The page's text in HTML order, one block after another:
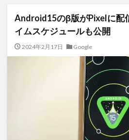
Android15のβ版がPixelに配
イムスケジュールも公開
2024年2月17日 Google